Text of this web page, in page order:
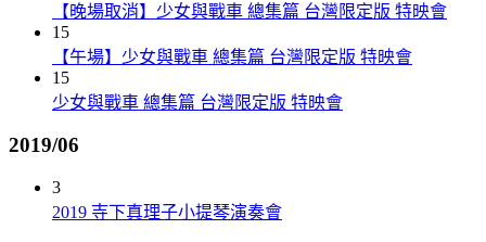
【晚場取消】少女與戰車 總集篇 台灣限定版 特映會
15
【午場】少女與戰車 總集篇 台灣限定版 特映會
15
少女與戰車 總集篇 台灣限定版 特映會
2019/06
3
2019 寺下真理子小提琴演奏會